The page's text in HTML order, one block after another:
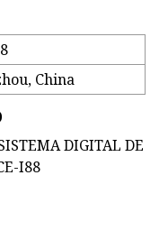
China
DIGITAL DE
I88